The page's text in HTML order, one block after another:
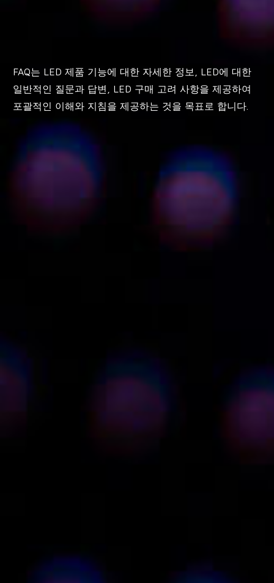
FAQ는 LED 제품 기능에 대한 자세한 정보, LED에 대한
일반적인 질문과 답변, LED 구매 고려 사항을 제공하여
포괄적인 이해와 지침을 제공하는 것을 목표로 합니다.